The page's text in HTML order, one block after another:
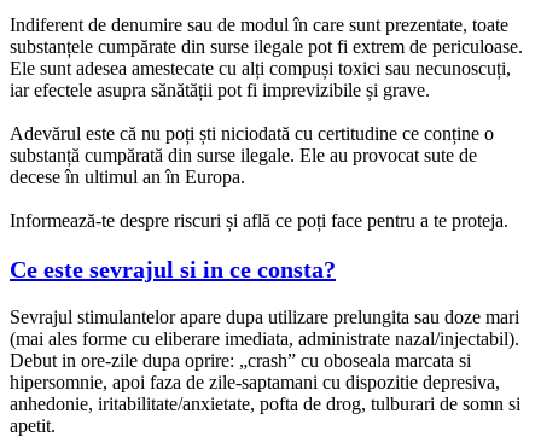
Indiferent de denumire sau de modul în care sunt prezentate, toate
substanțele cumpărate din surse ilegale pot fi extrem de periculoase.
Ele sunt adesea amestecate cu alți compuși toxici sau necunoscuți,
iar efectele asupra sănătății pot fi imprevizibile și grave.
Adevărul este că nu poți ști niciodată cu certitudine ce conține o
substanță cumpărată din surse ilegale. Ele au provocat sute de
decese în ultimul an în Europa.
Informează-te despre riscuri și află ce poți face pentru a te proteja.
Ce este sevrajul si in ce consta?
Sevrajul stimulantelor apare dupa utilizare prelungita sau doze mari
(mai ales forme cu eliberare imediata, administrate nazal/injectabil).
Debut in ore-zile dupa oprire: „crash” cu oboseala marcata si
hipersomnie, apoi faza de zile-saptamani cu dispozitie depresiva,
anhedonie, iritabilitate/anxietate, pofta de drog, tulburari de somn si
apetit.